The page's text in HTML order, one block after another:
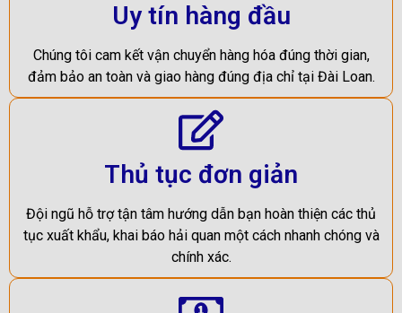
Uy tín hàng đầu
Chúng tôi cam kết vận chuyển hàng hóa đúng thời gian,
đảm bảo an toàn và giao hàng đúng địa chỉ tại Đài Loan.
Thủ tục đơn giản
Đội ngũ hỗ trợ tận tâm hướng dẫn bạn hoàn thiện các thủ
tục xuất khẩu, khai báo hải quan một cách nhanh chóng và
chính xác.